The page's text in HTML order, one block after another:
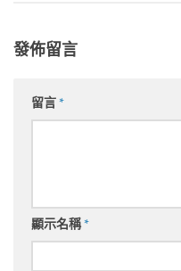
發佈留言
留言*
顯示名稱*